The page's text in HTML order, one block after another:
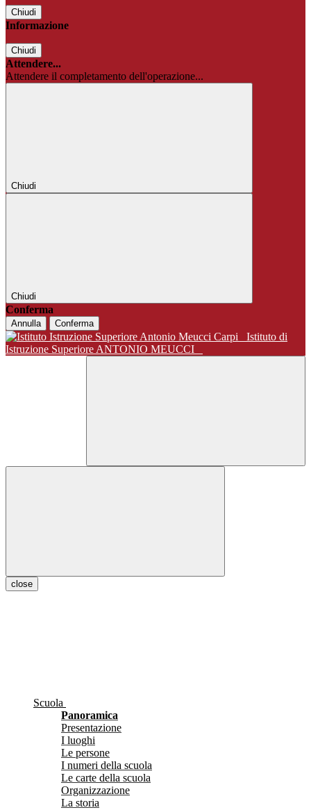
Chiudi
Informazione
Chiudi
Attendere...
Attendere il completamento dell'operazione...
Chiudi
Chiudi
Conferma
Annulla Conferma
Istituto di
Istruzione Superiore ANTONIO MEUCCI
close
Scuola
Panoramica
Presentazione
I luoghi
Le persone
I numeri della scuola
Le carte della scuola
Organizzazione
La storia